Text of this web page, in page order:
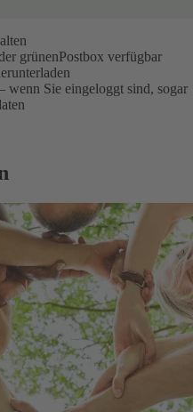
grünenPostbox verfügbar
wenn Sie eingeloggt sind, sogar